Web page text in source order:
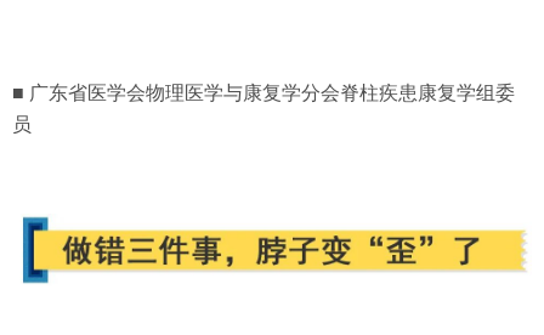
■ 广东省医学会物理医学与康复学分会脊柱疾患康复学组委
员